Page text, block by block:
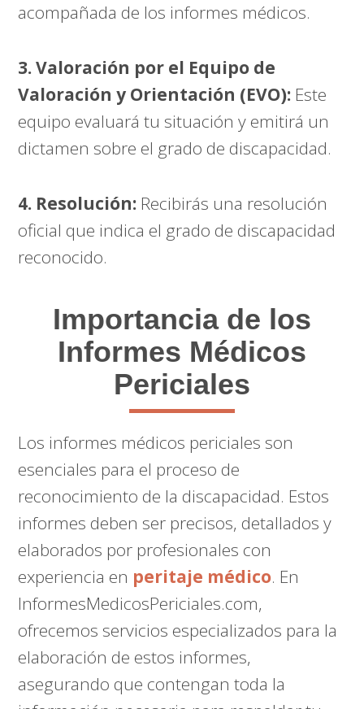
acompañada de los informes médicos.
3. Valoración por el Equipo de
Valoración y Orientación (EVO): Este
equipo evaluará tu situación y emitirá un
dictamen sobre el grado de discapacidad.
4. Resolución: Recibirás una resolución
oficial que indica el grado de discapacidad
reconocido.
Importancia de los
Informes Médicos
Periciales
Los informes médicos periciales son
esenciales para el proceso de
reconocimiento de la discapacidad. Estos
informes deben ser precisos, detallados y
elaborados por profesionales con
experiencia en peritaje médico. En
InformesMedicosPericiales.com,
ofrecemos servicios especializados para la
elaboración de estos informes,
asegurando que contengan toda la